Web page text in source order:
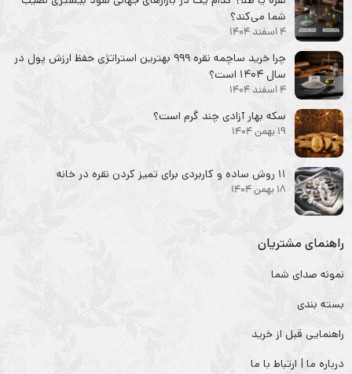
شما می‌کند؟
4 اسفند 1404
چرا خرید ساچمه نقره ۹۹۹ بهترین استراتژی حفظ ارزش پول در
سال ۱۴۰۴ است؟
4 اسفند 1404
سکه‌ بهار آزادی چند گرم است؟
19 بهمن 1404
۱۱ روش ساده و کاربردی برای تمیز کردن نقره در خانه
18 بهمن 1404
راهنمای مشتریان
نمونه صدای شما
بسته بندی
راهنمایی قبل از خرید
درباره ما | ارتباط با ما